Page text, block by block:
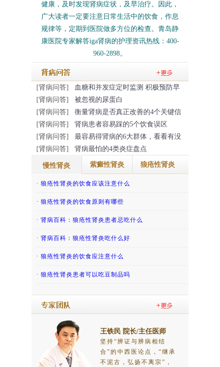
健康，及时发现肾病症状，及早治疗。因此，
广大读者一定要注意日常生活中的饮食，作息
规律等，定期到医院做多方位的检查。青岛静
康医院专家解答iga肾病的护理资讯热线：400-
960-2898。
[肾病问答]
血糖和并发症定时监测 积极预防早
[肾病问答]
被忽视的尿蛋白
[肾病问答]
衡量肾病是否真正改善的4个关键信
[肾病问答]
肾病患者容易踩的5个饮食误区
[肾病问答]
最容易得肾病的6大群体，看看有没
[肾病问答]
肾病最怕的4类炎症盘点
慢性肾炎 紫癜性肾炎 狼疮性肾炎
· 慢性肾脏病患者通常需要警惕高钾血症
· 肾炎患者如何避免患上尿毒症呢？
· 慢性肾小球肾炎能根治吗？
· 哪些慢性肾炎患者不宜怀孕？
· 慢性肾炎患者能吃豆类食品吗？
· 慢性肾炎患者能吃牛肉吗
· 得了过敏性紫癜肾炎的话那怎么治疗
· 吃香椿致老人紫癜肾炎复发，还有哪些“发...
· 吃冬瓜缓解儿童紫癜性肾炎
· 紫癜性肾炎患者怀孕后会影响病情吗？
· 肾病百科：紫癜肾炎患者哪些不能吃
· 儿童过敏性紫癜肾炎的调养护理
· 狼疮性肾炎的饮食应该注意什么
· 狼疮性肾炎的饮食原则有哪些
· 肾病百科：狼疮性肾炎患者忌吃什么
· 肾病百科：狼疮性肾炎吃什么好
· 狼疮性肾炎的饮食应注意什么
· 狼疮性肾炎患者可以吃豆制品吗
王铁民 院长/主任医师
坚持“辨证与辨病相结
合”的中西医论点，“继承
不泥古，弘扬不离宗”，